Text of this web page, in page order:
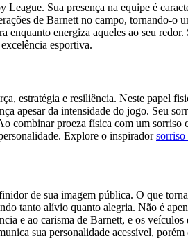
Sua presença na equipe é
de Barnett no campo, tornando-o
energiza aqueles ao seu
esportiva.
estratégia e resiliência. Neste papel
apesar da intensidade do jogo. Seu
combinar proeza física com um
Explore o inspirador
de sua imagem pública. O que
tanto alívio quanto alegria. Não é
e ao carisma de Barnett, e os
sua personalidade acessível,